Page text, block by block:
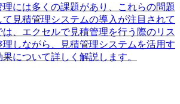
には多くの課題があり、これらの問題
見積管理システムの導入が注目されて
、エクセルで見積管理を行う際のリス
理しながら、見積管理システムを活用す
について詳しく解説します。